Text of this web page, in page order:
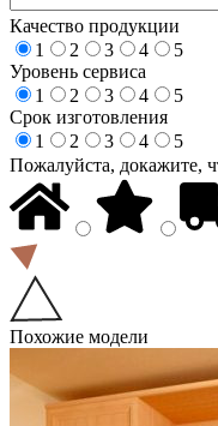
Качество продукции
1
2 3 4
5
Уровень сервиса
1
2 3 4
5
Срок изготовления
1
2 3 4
5
Пожалуйста, докажите,
Похожие модели